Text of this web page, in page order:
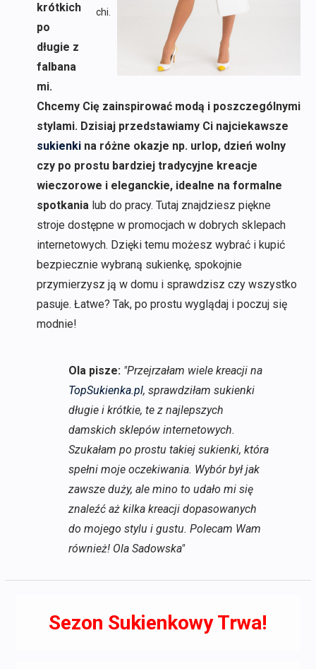
chi.
krótkich
po
długie z
falbana
mi.
Chcemy Cię zainspirować modą i poszczególnymi
stylami. Dzisiaj przedstawiamy Ci najciekawsze
sukienkina różne okazje np. urlop, dzień wolny
czy po prostu bardziej tradycyjne kreacje
wieczorowe i eleganckie, idealne na formalne
spotkanialub do pracy. Tutaj znajdziesz piękne
stroje dostępne w promocjach w dobrych sklepach
internetowych. Dzięki temu możesz wybrać i kupić
bezpiecznie wybraną sukienkę, spokojnie
przymierzysz ją w domu i sprawdzisz czy wszystko
pasuje. Łatwe? Tak, po prostu wyglądaj i poczuj się
modnie!
Ola pisze: "Przejrzałam wiele kreacji na
TopSukienka.pl, sprawdziłam sukienki
długie i krótkie, te z najlepszych
damskich sklepów internetowych.
Szukałam po prostu takiej sukienki, która
spełni moje oczekiwania. Wybór był jak
zawsze duży, ale mino to udało mi się
znaleźć aż kilka kreacji dopasowanych
do mojego stylu i gustu. Polecam Wam
również! Ola Sadowska"
Sezon Sukienkowy Trwa!